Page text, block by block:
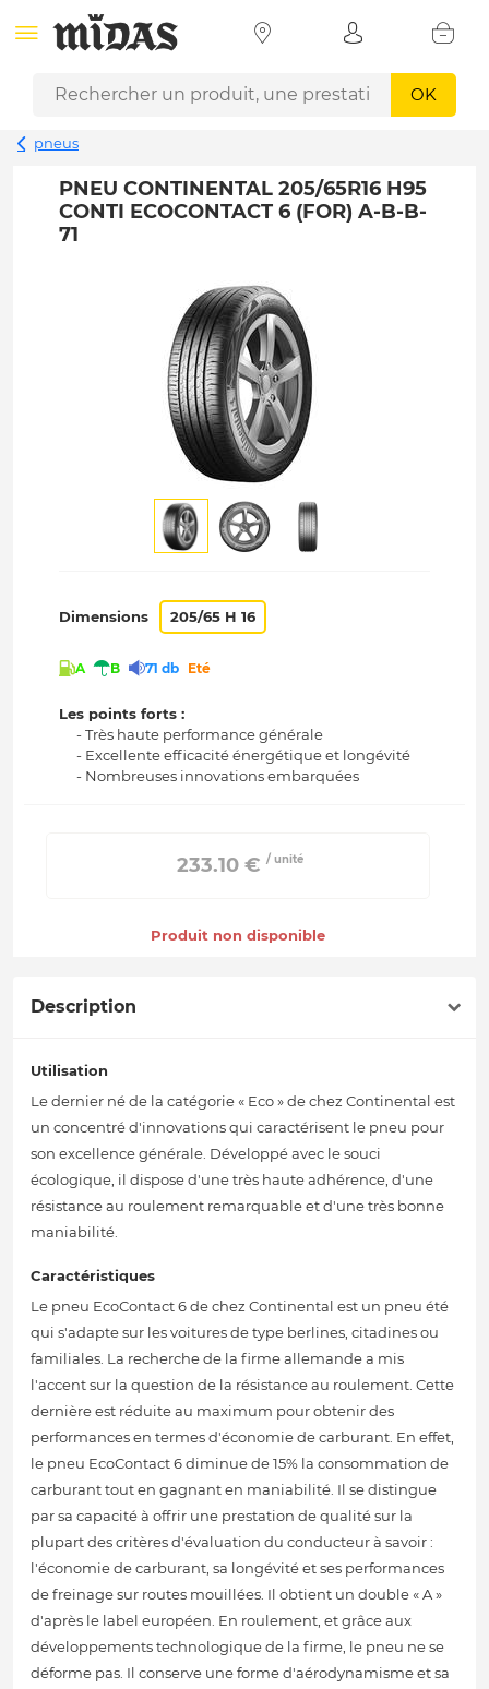
OK
pneus
PNEU CONTINENTAL 205/65R16 H95
CONTI ECOCONTACT 6 (FOR) A-B-B-
71
Dimensions 205/65 H 16
A B 71 db Eté
Les points forts :
- Très haute performance générale
- Excellente efficacité énergétique et longévité
- Nombreuses innovations embarquées
233.10 € / unité
Produit non disponible
Description
Utilisation
Le dernier né de la catégorie « Eco » de chez Continental est
un concentré d'innovations qui caractérisent le pneu pour
son excellence générale. Développé avec le souci
écologique, il dispose d'une très haute adhérence, d'une
résistance au roulement remarquable et d'une très bonne
maniabilité.
Caractéristiques
Le pneu EcoContact 6 de chez Continental est un pneu été
qui s'adapte sur les voitures de type berlines, citadines ou
familiales. La recherche de la firme allemande a mis
l'accent sur la question de la résistance au roulement. Cette
dernière est réduite au maximum pour obtenir des
performances en termes d'économie de carburant. En effet,
le pneu EcoContact 6 diminue de 15% la consommation de
carburant tout en gagnant en maniabilité. Il se distingue
par sa capacité à offrir une prestation de qualité sur la
plupart des critères d'évaluation du conducteur à savoir :
l'économie de carburant, sa longévité et ses performances
de freinage sur routes mouillées. Il obtient un double « A »
d'après le label européen. En roulement, et grâce aux
développements technologique de la firme, le pneu ne se
déforme pas. Il conserve une forme d'aérodynamisme et sa